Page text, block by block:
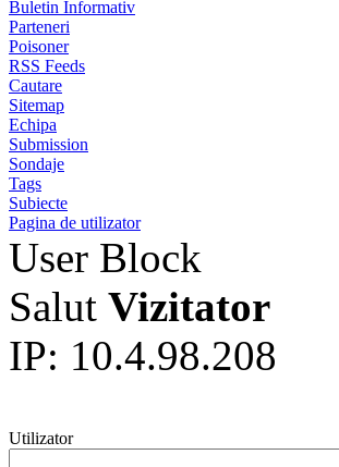
Buletin Informativ
Parteneri
Poisoner
RSS Feeds
Cautare
Sitemap
Echipa
Submission
Sondaje
Tags
Subiecte
Pagina de utilizator
User Block
Salut Vizitator
IP: 10.4.98.208
Utilizator